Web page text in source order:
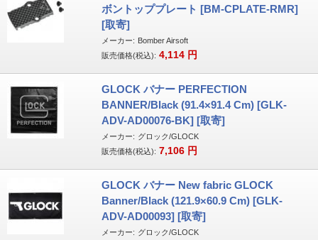
ボントッププレート [BM-CPLATE-RMR]
[取寄]
メーカー: Bomber Airsoft
販売価格(税込): 4,114 円
GLOCK バナー PERFECTION
BANNER/Black (91.4×91.4 Cm) [GLK-
ADV-AD00076-BK] [取寄]
メーカー: グロック/GLOCK
販売価格(税込): 7,106 円
GLOCK バナー New fabric GLOCK
Banner/Black (121.9×60.9 Cm) [GLK-
ADV-AD00093] [取寄]
メーカー: グロック/GLOCK